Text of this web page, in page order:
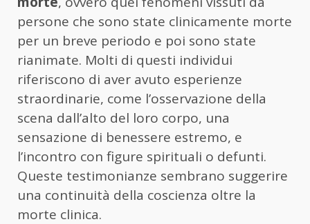
persone che sono state clinicamente morte
per un breve periodo e poi sono state
rianimate. Molti di questi individui
riferiscono di aver avuto esperienze
straordinarie, come l’osservazione della
scena dall’alto del loro corpo, una
sensazione di benessere estremo, e
l’incontro con figure spirituali o defunti.
Queste testimonianze sembrano suggerire
una continuità della coscienza oltre la
morte clinica.